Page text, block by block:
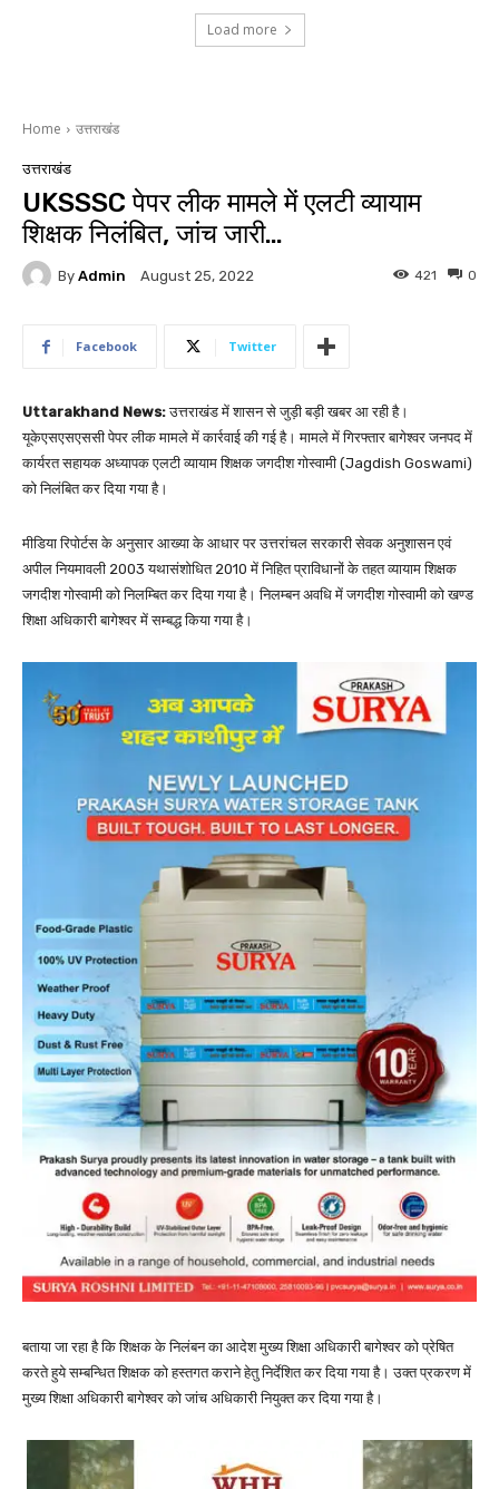
Load more